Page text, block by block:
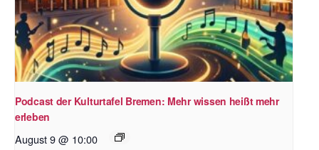
Podcast der Kulturtafel Bremen: Mehr wissen heißt mehr
erleben
August 9 @ 10:00